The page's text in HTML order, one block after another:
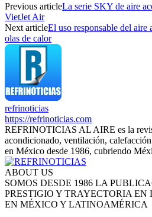
Previous articleLa serie SKY de aire
VietJet Air
Next articleEl uso responsable del aire
olas de calor
refrinoticias
https://refrinoticias.com
REFRINOTICIAS AL AIRE es la
acondicionado, ventilación,
en México desde 1986, cubriendo
ABOUT US
SOMOS DESDE 1986 LA
PRESTIGIO Y TRAYECTORIA
EN MÉXICO Y LATINOAMÉRICA